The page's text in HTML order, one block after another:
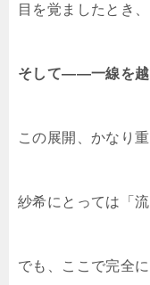
目を覚ましたとき
そして――一線を越
この展開、かなり重
紗希にとっては「
でも、ここで完全